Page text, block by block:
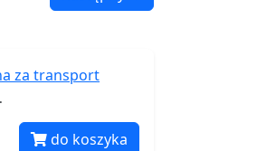
za transport
do koszyka